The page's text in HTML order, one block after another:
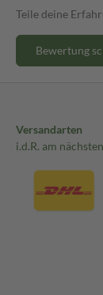
Teile deine
Bewertung
Versandarten
i.d.R. am